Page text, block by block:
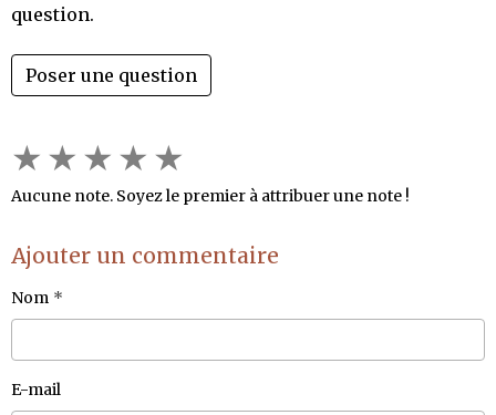
question.
Poser une question
★ ★ ★ ★ ★
Aucune note. Soyez le premier à attribuer une note !
Ajouter un commentaire
Nom
E-mail